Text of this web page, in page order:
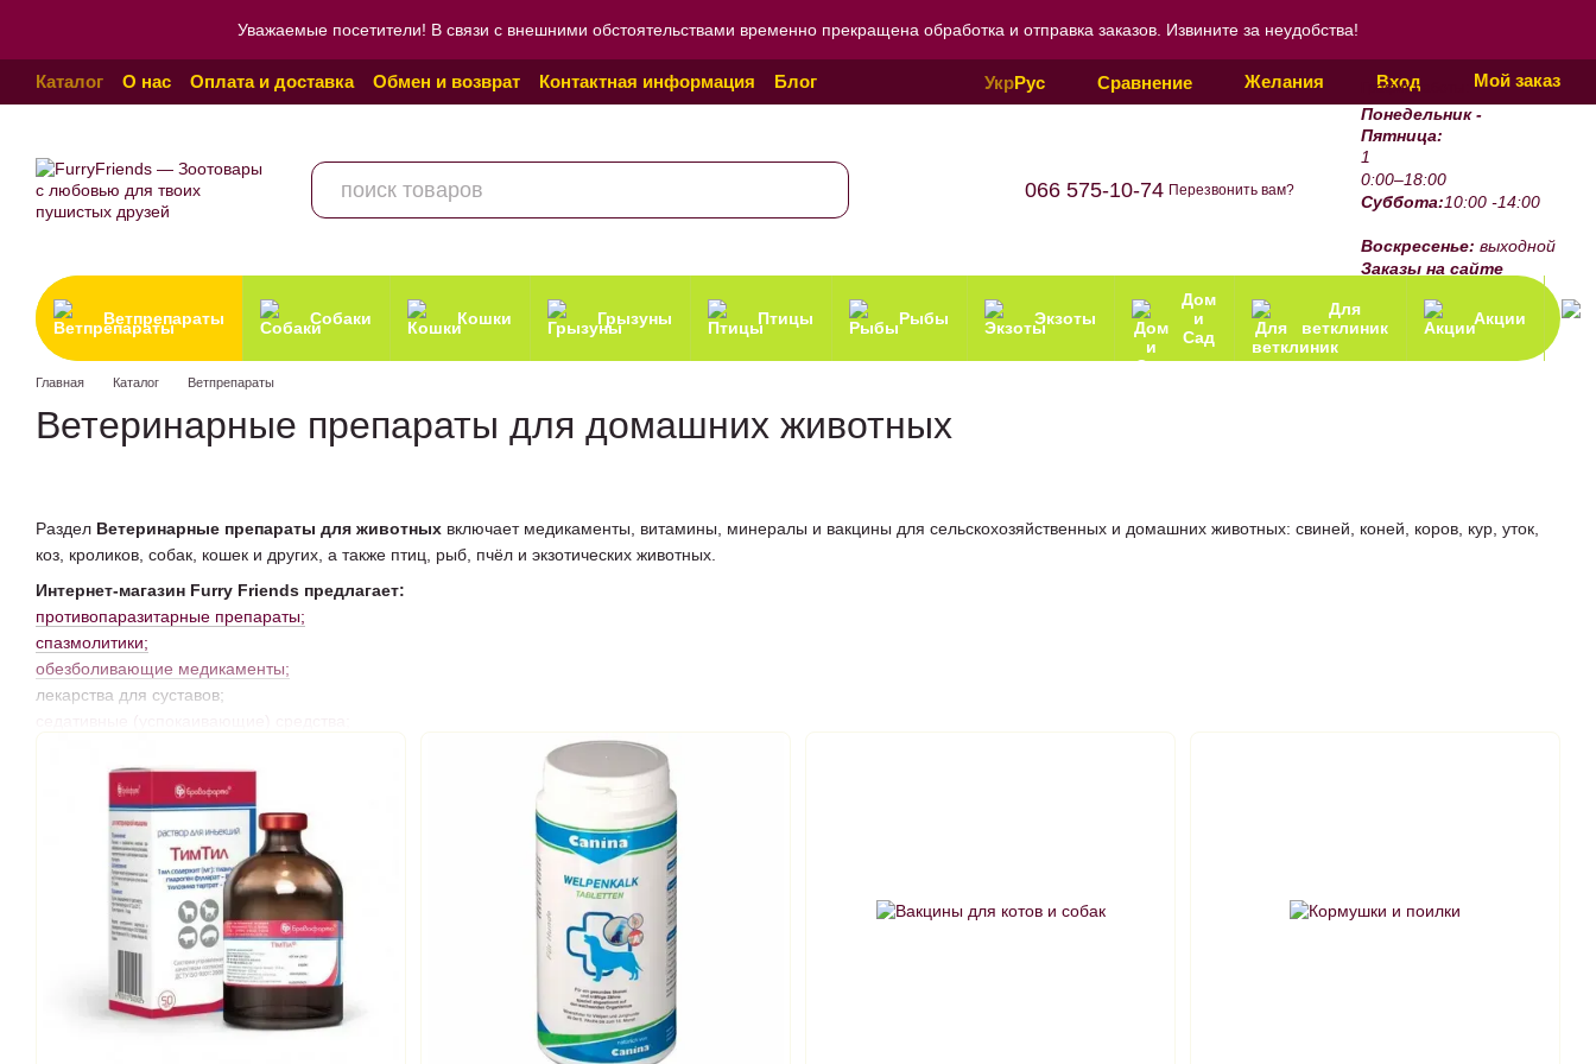
Уважаемые посетители! В связи с внешними обстоятельствами временно прекращена обработка и отправка заказов. Извините за неудобства!
Каталог О нас Оплата и доставка Обмен и возврат Контактная информация
Блог
Пользовательское соглашение
Отзывы о магазине Политика конфиденциальности
УкрРус Сравнение Желания Вход Мой заказ
066 575-10-74 Перезвонить вам?
График работы:
Понедельник -
Пятница:
1
0:00–18:00
Суббота:10:00 -14:00
Воскресенье: выходной
Заказы на сайте
Ветпрепараты
Собаки Кошки Грызуны Птицы Рыбы Экзоты
Дом
и
Сад
Для
ветклиник
Акции
Главная Каталог Ветпрепараты
Ветеринарные препараты для домашних животных
Раздел Ветеринарные препараты для животных включает медикаменты, витамины, минералы и вакцины для сельскохозяйственных и домашних животных: свиней, коней, коров, кур, уток,
коз, кроликов, собак, кошек и других, а также птиц, рыб, пчёл и экзотических животных.
Интернет-магазин Furry Friends предлагает:
противопаразитарные препараты;
спазмолитики;
обезболивающие медикаменты;
лекарства для суставов;
витаминно-минеральные препараты;
специальные кардиологические лекарства;
антибактериальные препараты;
гормональные идерматологическиелекарства.
Интернет-магазин Furry Friends предлагает своим клиентам как наружные средства в виде капель, шампуней, мазей и кремов, так и таблетки, и растворы для инъекций или внутривенных
Витамины для собак Вакцины для собак Лекарства для рыб Витамины для грызунов
ветпрепаратов, для которых необходимо соблюдение специального температурного режима при хранении и